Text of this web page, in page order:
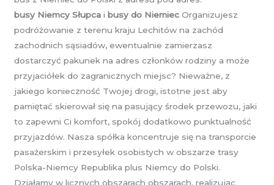
busy Niemcy Słupca i busy do Niemiec Organizujesz
podróżowanie z terenu kraju Lechitów na zachód
zachodnich sąsiadów, ewentualnie zamierzasz
dostarczyć pakunek na adres członków rodziny a może
przyjaciółek do zagranicznych miejsc? Nieważne, z
jakiego konieczność Twojej drogi, istotne jest aby
pamiętać skierował się na pasujący środek przewozu, jaki
to zapewni Ci komfort, spokój dodatkowo punktualność
przyjazdów. Nasza spółka koncentruje się na transporcie
pasażerskim i przesyłek osobistych w obszarze trasy
Polska-Niemcy Republika plus Niemcy do Polski.
Działamy w licznych obszarach obszarach, realizując